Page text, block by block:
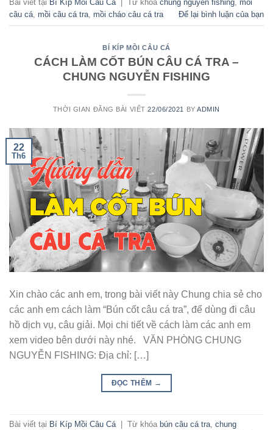
Bài viết tại Bí Kíp Mồi Câu Cá Từ khóa chung nguyễn fishing mồi
câu cá mồi câu cá tra mồi cháo câu cá tra Để lại bình luận của bạn
BÍ KÍP MỒI CÂU CÁ
CÁCH LÀM CỐT BÚN CÂU CÁ TRA –
CHUNG NGUYỄN FISHING
THỜI GIAN ĐĂNG BÀI VIẾT22/06/2021 BYADMIN
22
Th6
Xin chào các anh em, trong bài viết này Chung chia sẻ cho
các anh em cách làm “Bún cốt câu cá tra”, để dùng đi câu
hồ dịch vụ, câu giải. Mọi chi tiết về cách làm các anh em
xem video bên dưới này nhé. VĂN PHÒNG CHUNG
NGUYỄN FISHING: Địa chỉ: […]
ĐỌC THÊM →
Bài viết tại Bí Kíp Mồi Câu Cá Từ khóa bún câu cá tra chung